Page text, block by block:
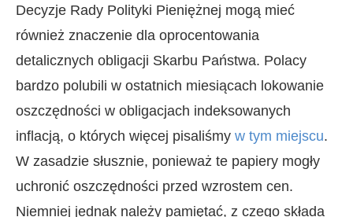
Decyzje Rady Polityki Pieniężnej mogą mieć
również znaczenie dla oprocentowania
detalicznych obligacji Skarbu Państwa. Polacy
bardzo polubili w ostatnich miesiącach lokowanie
oszczędności w obligacjach indeksowanych
inflacją, o których więcej pisaliśmy w tym miejscu.
W zasadzie słusznie, ponieważ te papiery mogły
uchronić oszczędności przed wzrostem cen.
Niemniej jednak należy pamiętać, z czego składa